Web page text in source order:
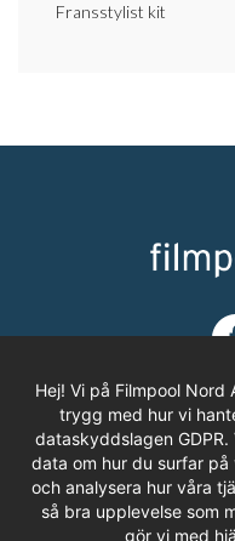
Fransstylist kit
Västra
Hej! Vi på Filmpool
trygg med hur vi
dataskyddslagen
data om hur du surfar
och analysera hur våra
så bra upplevelse som
gör vi med